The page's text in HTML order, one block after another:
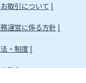
取引について
運営に係る方針
・制度
針